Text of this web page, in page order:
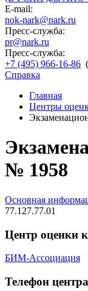
E-mail:
nok-nark@nark.ru
Пресс-служба:
pr@nark.ru
Пресс-служба:
+7 (495) 966-16-86
Справка
Главная
Центры
№ 1958
Основная
77.127.77.01
Центр оценки
БИМ-Ассоциация
Телефон